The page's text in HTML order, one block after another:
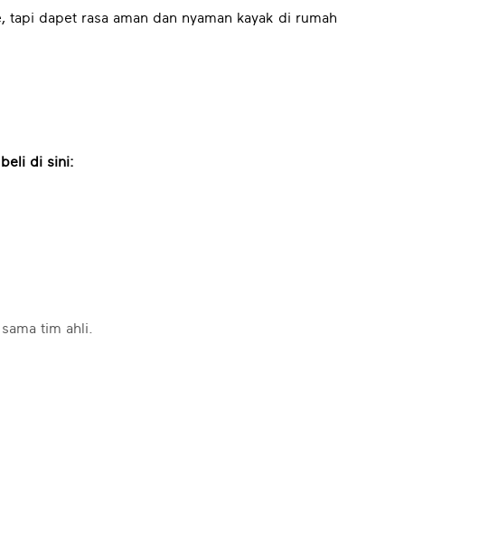
dapet rasa aman dan nyaman kayak di rumah
di sini:
tim ahli.